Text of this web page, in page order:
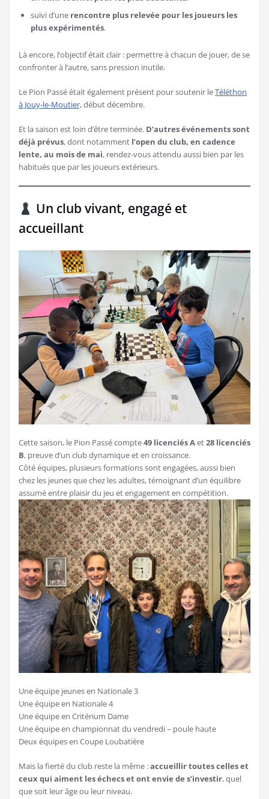
suivi d’une rencontre plus relevée pour les joueurs les
plus expérimentés.
Là encore, l’objectif était clair : permettre à chacun de jouer, de se
confronter à l’autre, sans pression inutile.
Le Pion Passé était également présent pour soutenir leTéléthon
à Jouy-le-Moutier,début décembre.
Et la saison est loin d’être terminée. D’autres événements sont
déjà prévus, dont notamment l’open du club, en cadence
lente, au mois de mai, rendez-vous attendu aussi bien par les
habitués que par les joueurs extérieurs.
Un club vivant, engagé et
accueillant
Cette saison, le Pion Passé compte49 licenciés Aet28 licenciés
B, preuve d’un club dynamique et en croissance.
Côté équipes, plusieurs formations sont engagées, aussi bien
chez les jeunes que chez les adultes, témoignant d’un équilibre
assumé entre plaisir du jeu et engagement en compétition.
Une équipe jeunes en Nationale 3
Une équipe en Nationale 4
Une équipe en Critérium Dame
Une équipe en championnat du vendredi – poule haute
Deux équipes en Coupe Loubatière
Mais la fierté du club reste la même :accueillir toutes celles et
ceux qui aiment les échecs et ont envie de s’investir, quel
que soit leur âge ou leur niveau.